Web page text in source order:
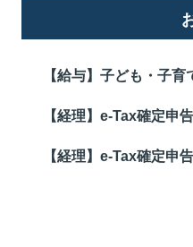
【給与】子ども・子
【経理】e-Tax確定申
【経理】e-Tax確定申